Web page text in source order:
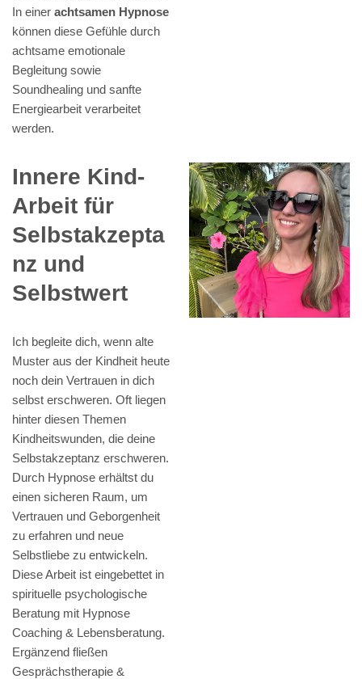
In einer achtsamen Hypnose
können diese Gefühle durch
achtsame emotionale
Begleitung sowie
Soundhealing und sanfte
Energiearbeit verarbeitet
werden.
Innere Kind-
Arbeit für
Selbstakzepta
nz und
Selbstwert
Ich begleite dich, wenn alte
Muster aus der Kindheit heute
noch dein Vertrauen in dich
selbst erschweren. Oft liegen
hinter diesen Themen
Kindheitswunden, die deine
Selbstakzeptanz erschweren.
Durch Hypnose erhältst du
einen sicheren Raum, um
Vertrauen und Geborgenheit
zu erfahren und neue
Selbstliebe zu entwickeln.
Diese Arbeit ist eingebettet in
spirituelle psychologische
Beratung mit Hypnose
Coaching & Lebensberatung.
Ergänzend fließen
Gesprächstherapie &